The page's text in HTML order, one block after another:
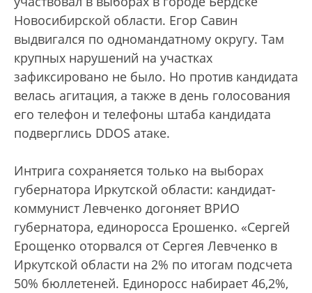
Новосибирской области. Егор Савин
выдвигался по одномандатному округу. Там
крупных нарушений на участках
зафиксировано не было. Но против кандидата
велась агитация, а также в день голосования
его телефон и телефоны штаба кандидата
подверглись DDOS атаке.
Интрига сохраняется только на выборах
губернатора Иркутской области: кандидат-
коммунист Левченко догоняет ВРИО
губернатора, единоросса Ерошенко. «Сергей
Ерощенко оторвался от Сергея Левченко в
Иркутской области на 2% по итогам подсчета
50% бюллетеней. Единоросс набирает 46,2%,